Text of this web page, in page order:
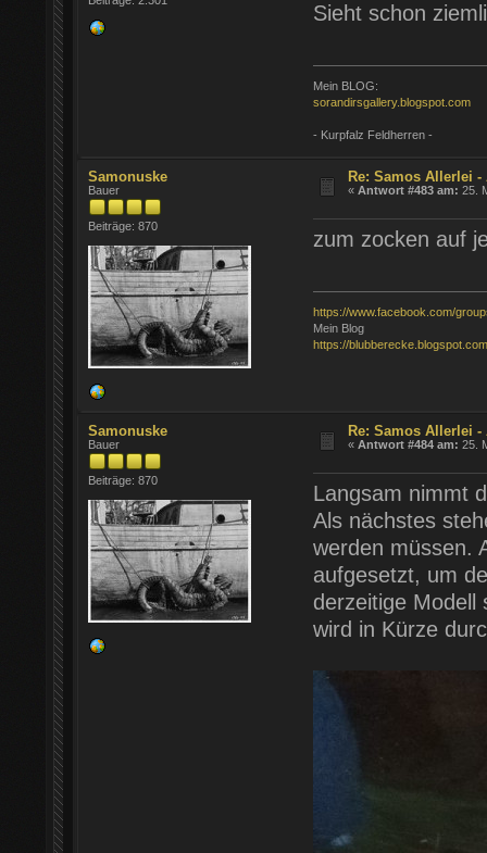
Sieht schon
Mein BLOG:
sorandirsgallery.blogspot.com
- Kurpfalz Feldherren -
Samonuske
Bauer
Beiträge: 870
Re: Samos Allerlei -
«Antwort #483 am: 25.
zum zocken auf
https://www.facebook.com/
Mein Blog
https://
Samonuske
Bauer
Beiträge: 870
Re: Samos Allerlei -
«Antwort #484 am: 25.
Langsam nimmt
Als nächstes
werden müssen.
aufgesetzt, um
derzeitige Modell
wird in Kürze